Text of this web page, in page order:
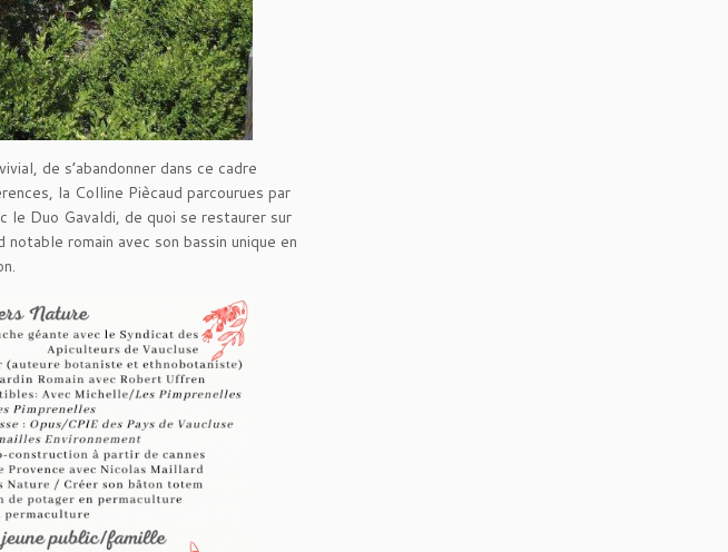
de s’abandonner dans ce cadre
la Colline Piècaud parcourues par
le Duo Gavaldi, de quoi se restaurer sur
romain avec son bassin unique en